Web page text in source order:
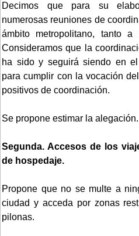
Decimos que para su
numerosas reuniones de
ámbito metropolitano, tanto
Consideramos que la
ha sido y seguirá siendo en
para cumplir con la vocación
positivos de coordinación.
Se propone estimar la alegación.
Segunda. Accesos de los
de hospedaje.
Propone que no se multe a
ciudad y acceda por zonas
pilonas.